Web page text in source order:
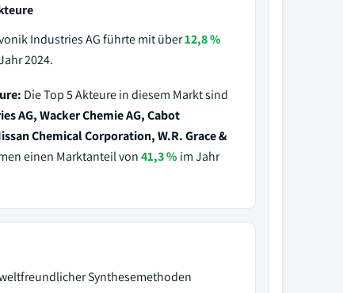
Industries AG führte mit über12,8 %
2024.
Die Top 5 Akteure in diesem Markt sind
AG, Wacker Chemie AG, Cabot
Chemical Corporation, W.R. Grace &
einen Marktanteil von41,3 % im Jahr
Synthesemethoden